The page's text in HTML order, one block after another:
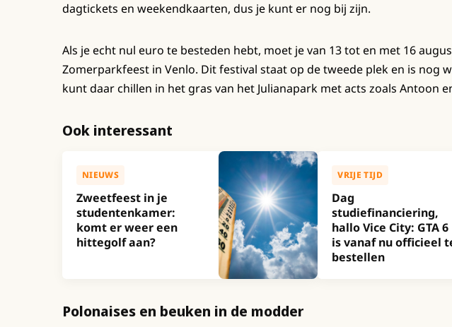
dagtickets en weekendkaarten, dus je kunt er nog bij zijn.
Als je echt nul euro te besteden hebt, moet je van 13 tot en met 16
Zomerparkfeest in Venlo. Dit festival staat op de tweede plek en is nog
kunt daar chillen in het gras van het Julianapark met acts zoals Antoon
Ook interessant
NIEUWS
Zweetfeest in je
studentenkamer:
komt er weer een
hittegolf aan?
VRIJE TIJD
Dag
studiefinanciering,
hallo Vice City: GTA 6
is vanaf nu officieel
bestellen
Polonaises en beuken in de modder